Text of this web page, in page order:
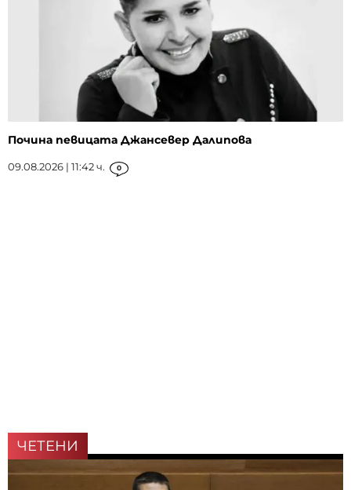
Почина певицата Джансевер Далипова
09.08.2026 | 11:42 ч. 0
ЧЕТЕНИ